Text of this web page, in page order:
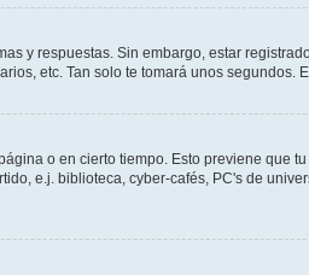
y respuestas. Sin embargo, estar
etc. Tan solo te tomará unos segundos.
o en cierto tiempo. Esto previene que
e.j. biblioteca, cyber-cafés, PC's de